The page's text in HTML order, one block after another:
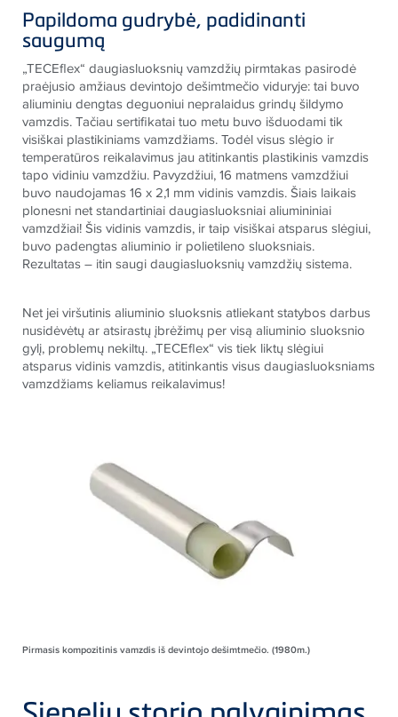
Papildoma gudrybė, padidinanti
saugumą
„TECEflex“ daugiasluoksnių vamzdžių pirmtakas pasirodė
praėjusio amžiaus devintojo dešimtmečio viduryje: tai buvo
aliuminiu dengtas deguoniui nepralaidus grindų šildymo
vamzdis. Tačiau sertifikatai tuo metu buvo išduodami tik
visiškai plastikiniams vamzdžiams. Todėl visus slėgio ir
temperatūros reikalavimus jau atitinkantis plastikinis vamzdis
tapo vidiniu vamzdžiu. Pavyzdžiui, 16 matmens vamzdžiui
buvo naudojamas 16 x 2,1 mm vidinis vamzdis. Šiais laikais
plonesni net standartiniai daugiasluoksniai aliumininiai
vamzdžiai! Šis vidinis vamzdis, ir taip visiškai atsparus slėgiui,
buvo padengtas aliuminio ir polietileno sluoksniais.
Rezultatas – itin saugi daugiasluoksnių vamzdžių sistema.
Net jei viršutinis aliuminio sluoksnis atliekant statybos darbus
nusidėvėtų ar atsirastų įbrėžimų per visą aliuminio sluoksnio
gylį, problemų nekiltų. „TECEflex“ vis tiek liktų slėgiui
atsparus vidinis vamzdis, atitinkantis visus daugiasluoksniams
vamzdžiams keliamus reikalavimus!
Pirmasis kompozitinis vamzdis iš devintojo dešimtmečio. (1980m.)